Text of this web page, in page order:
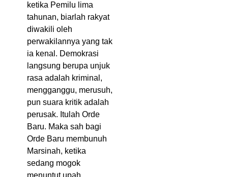
ketika Pemilu lima
tahunan, biarlah rakyat
diwakili oleh
perwakilannya yang tak
ia kenal. Demokrasi
langsung berupa unjuk
rasa adalah kriminal,
mengganggu, merusuh,
pun suara kritik adalah
perusak. Itulah Orde
Baru. Maka sah bagi
Orde Baru membunuh
Marsinah, ketika
sedang mogok